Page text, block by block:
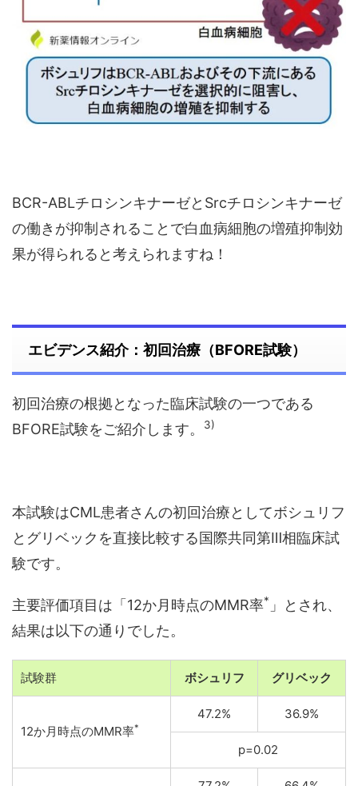
BCR-ABLチロシンキナーゼとSrcチロシンキナーゼ
の働きが抑制されることで白血病細胞の増殖抑制効
果が得られると考えられますね！
エビデンス紹介：初回治療（BFORE試験）
初回治療の根拠となった臨床試験の一つである
BFORE試験をご紹介します。
3)
本試験はCML患者さんの初回治療としてボシュリフ
とグリベックを直接比較する国際共同第Ⅲ相臨床試
験です。
主要評価項目は「12か月時点のMMR率* 」とされ、
結果は以下の通りでした。
試験群 ボシュリフ グリベック
12か月時点のMMR率*
47.2% 36.9%
p=0.02